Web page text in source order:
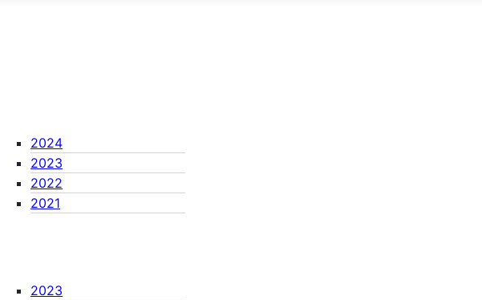
2024
2023
2022
2021
2023